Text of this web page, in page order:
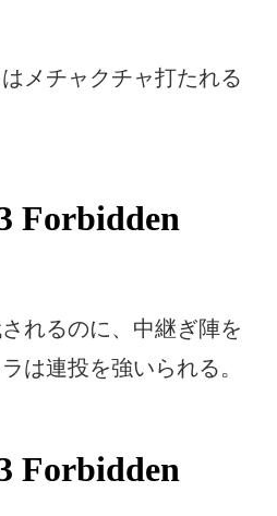
メチャクチャ打たれる
れるのに、中継ぎ陣を
は連投を強いられる。